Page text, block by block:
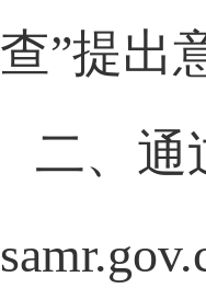
查”提出
二、通